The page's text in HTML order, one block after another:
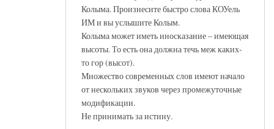
Колыма. Произнесите быстро слова КОУель
ИМ и вы услышите Колым.
Колыма может иметь иносказание – имеющая
высоты. То есть она должна течь меж каких-
то гор (высот).
Множество современных слов имеют начало
от нескольких звуков через промежуточные
модификации.
Не принимать за истину.